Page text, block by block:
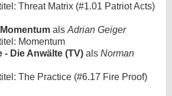
Threat Matrix (#1.01 Patriot Acts)
als Adrian Geiger
Momentum
- Die Anwälte (TV) als Norman
The Practice (#6.17 Fire Proof)